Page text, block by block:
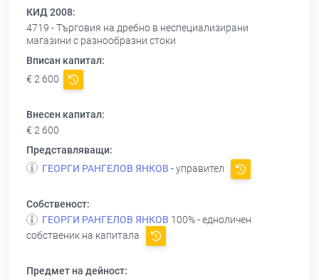
КИД 2008:
4719 - Търговия на дребно в неспециализирани
магазини с разнообразни стоки
Вписан капитал:
€ 2 600
Внесен капитал:
€ 2 600
Представляващи:
ГЕОРГИ РАНГЕЛОВ ЯНКОВ - управител
Собственост:
ГЕОРГИ РАНГЕЛОВ ЯНКОВ 100% - едноличен
собственик на капитала
Предмет на дейност: